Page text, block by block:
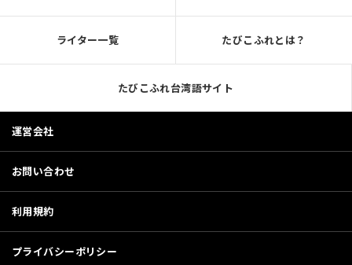
ライター一覧 たびこふれとは？
たびこふれ台湾語サイト
運営会社
お問い合わせ
利用規約
プライバシーポリシー